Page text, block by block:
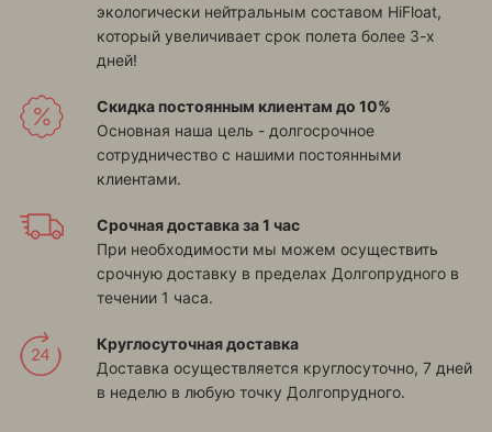
экологически нейтральным составом HiFloat,
который увеличивает срок полета более 3-х
дней!
Скидка постоянным клиентам до 10%
Основная наша цель - долгосрочное
сотрудничество с нашими постоянными
клиентами.
Срочная доставка за 1 час
При необходимости мы можем осуществить
срочную доставку в пределах Долгопрудного в
течении 1 часа.
Круглосуточная доставка
Доставка осуществляется круглосуточно, 7 дней
в неделю в любую точку Долгопрудного.